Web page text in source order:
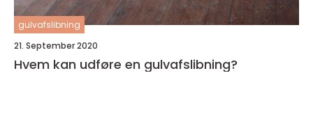
gulvafslibning
21. September 2020
Hvem kan udføre en gulvafslibning?